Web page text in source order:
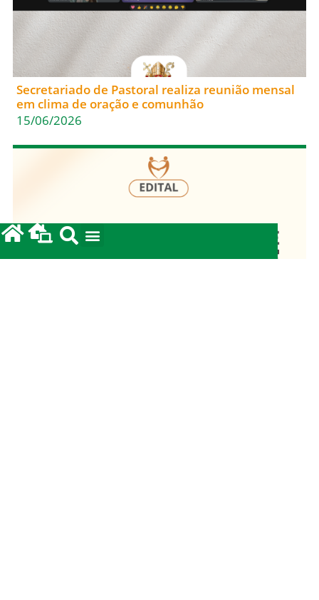
Secretariado de Pastoral realiza reunião mensal
em clima de oração e comunhão
15/06/2026